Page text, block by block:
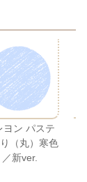
ヨン パステ
（丸）寒色
／新ver.